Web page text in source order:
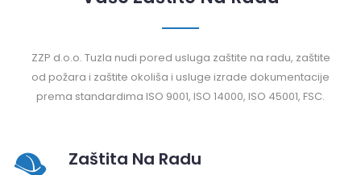
ZZP d.o.o. Tuzla nudi pored usluga zaštite na radu, zaštite
od požara i zaštite okoliša i usluge izrade dokumentacije
prema standardima ISO 9001, ISO 14000, ISO 45001, FSC.
Zaštita Na Radu